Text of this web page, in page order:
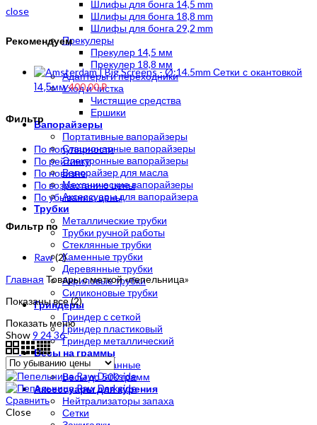
Шлифы для бонга 14,5 mm
Шлифы для бонга 18,8 mm
Шлифы для бонга 29,2 mm
Прекулеры
Прекулер 14,5 мм
Прекулер 18,8 мм
Адаптеры и переходники
Уход и чистка
Чистящие средства
Ершики
Вапорайзеры
Портативные вапорайзеры
Стационарные вапорайзеры
Электронные вапорайзеры
Вапорайзер для масла
Механические вапорайзеры
Аксессуары для вапорайзера
Трубки
Металлические трубки
Трубки ручной работы
Стеклянные трубки
Каменные трубки
Деревянные трубки
Акриловые трубки
Силиконовые трубки
Гриндеры
Гриндер с сеткой
Гриндер пластиковый
Гриндер металлический
Весы на граммы
Весы карманные
Весы до 500 грамм
Аксессуары для курения
Нейтрализаторы запаха
Сетки
close
Рекомендуем
Сетки с окантовкой
14,5мм400,00₽
Фильтр
По популярности
По рейтингу
По новизне
По возрастанию цены
По убыванию цены
Фильтр по
Raw(2)
Главная Товары с меткой «пепельница»
Показаны все (2)Цены:
по
убыванию
Показать меню
Show9 2436
Сравнить
Close